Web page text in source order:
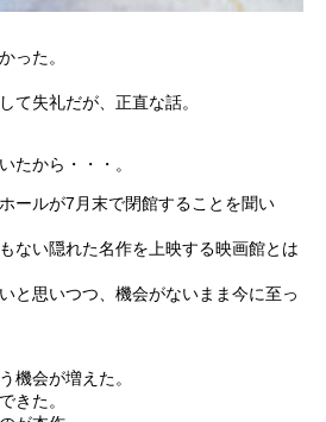
った。
て失礼だが、正直な話。
たから・・・。
ールが7月末で閉館することを聞い
ない隠れた名作を上映する映画館とは
と思いつつ、機会がないまま今に至っ
機会が増えた。
きた。